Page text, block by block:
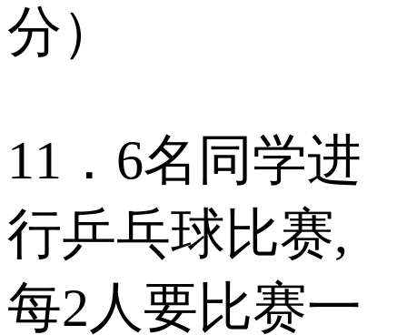
分）
11．6名同学进
行乒乓球比赛,
每2人要比赛一